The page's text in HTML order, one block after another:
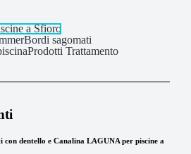
a Sfioro
Bordi sagomati
Prodotti Trattamento
con dentello e Canalina LAGUNA per piscine a